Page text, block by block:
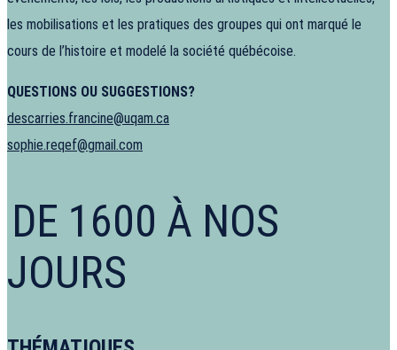
les mobilisations et les pratiques des groupes qui ont marqué le
cours de l’histoire et modelé la société québécoise.
QUESTIONS OU SUGGESTIONS?
descarries.francine@uqam.ca
sophie.reqef@gmail.com
DE 1600 À NOS
JOURS